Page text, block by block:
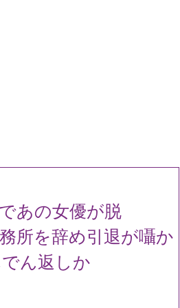
あの女優が脱
所を辞め引退が囁か
ん返しか